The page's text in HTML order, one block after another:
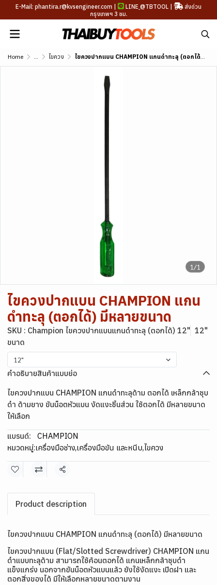
E-Mail: phantira.r@kvsengineer.com | LINE @TBTOOL |
ส่งด่วน
กรุงเทพฯ 3 ชม.
Home ... ไขควง ไขควงปากแบน CHAMPION แกนดำทะลุ (ตอกได้) มีหลายขนาด
1/1
ไขควงปากแบน CHAMPION แกน
ดำทะลุ (ตอกได้) มีหลายขนาด
SKU : Champion ไขควงปากแบนแกนดำทะลุ (ตอกได้) 12" 12"
ขนาด
12"
คำอธิบายสินค้าแบบย่อ
ไขควงปากแบน CHAMPION แกนดำทะลุด้าม ตอกได้ เหล็กกล้าชุบ
ดำ ด้ามยาง ขันน็อตหัวแบน งัดแงะชิ้นส่วน ใช้ตอกได้ มีหลายขนาด
ให้เลือก
แบรนด์:
CHAMPION
หมวดหมู่:เครื่องมือช่าง,เครื่องมือขัน และหนีบ,ไขควง
แชร์
Product description
ไขควงปากแบน CHAMPION แกนดำทะลุ (ตอกได้) มีหลายขนาด
ไขควงปากแบน (Flat/Slotted Screwdriver) CHAMPION แกน
ดำแบบทะลุด้าม สามารถใช้ค้อนตอกได้ แกนเหล็กกล้าชุบดำ
แข็งแกร่ง นอกจากขันน็อตหัวแบนแล้ว ยังใช้งัดแงะ เปิดฝา และ
ตอกสิ่งของได้ มีให้เลือกหลายขนาดตามงาน